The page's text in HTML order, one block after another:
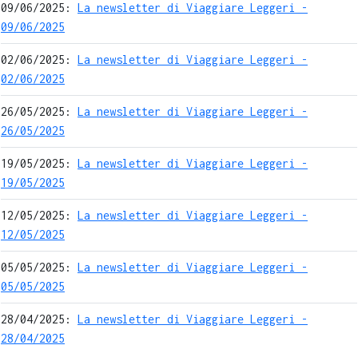
09/06/2025: La newsletter di Viaggiare Leggeri -
09/06/2025
02/06/2025: La newsletter di Viaggiare Leggeri -
02/06/2025
26/05/2025: La newsletter di Viaggiare Leggeri -
26/05/2025
19/05/2025: La newsletter di Viaggiare Leggeri -
19/05/2025
12/05/2025: La newsletter di Viaggiare Leggeri -
12/05/2025
05/05/2025: La newsletter di Viaggiare Leggeri -
05/05/2025
28/04/2025: La newsletter di Viaggiare Leggeri -
28/04/2025